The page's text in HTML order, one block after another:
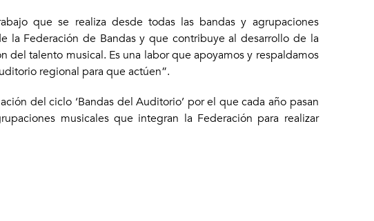
que se realiza desde todas las bandas y agrupaciones
la Federación de Bandas y que contribuye al desarrollo de la
del talento musical. Es una labor que apoyamos y respaldamos
regional para que actúen”.
del ciclo ‘Bandas del Auditorio’ por el que cada año pasan
musicales que integran la Federación para realizar